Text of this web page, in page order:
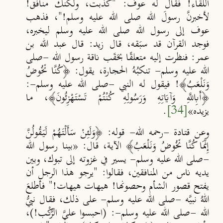
اللقاء! فقال له عوف: "كذبت، ولكنك منافق!
لأخبرنَّ رسولَ الله صلى الله عليه وسلم!"، فذهب
عوف إلى رسول الله صلى الله عليه وسلم ليخبره،
فوجد القرآن قد سبَقه، قال زيد: قال عبد الله بن
عمر: فنظرت إليه متعلقًا بحَقَب ناقة رسول الله -صلى
الله عليه وسلم- تنكبُهُ الحجارة، يقول: ﴿كُنَّا نَخُوضُ
وَنَلْعَبُ﴾! فيقول له النبي -صلى الله عليه وسلم-:
﴿أَبِاللَّهِ وَآيَاتِهِ وَرَسُولِهِ كُنْتُمْ تَسْتَهْزِئُونَ﴾، ما
يزيده»[34]
.
وعن قتادة -رحمه الله- قوله: ﴿وَلَئِنْ سَأَلْتَهُمْ لَيَقُولُنَّ
إِنَّمَا كُنَّا ‌نَخُوضُ وَنَلْعَبُ﴾ الآية، قال: «بينا رسول الله
-صلى الله عليه وسلم- يسير في غزوته إلى تبوك، وبين
يديه ناس من المنافقين، فقالوا: "يرجو هذا الرجل أن
يفتح قصور الشأم وحصونها! هيهات هيهات!" فأطلعَ
اللهُ نبيَّه -صلى الله عليه وسلم- على ذلك، فقال نبيُّ
الله -صلى الله عليه وسلم-: (احبسوا عليَّ الرَّكْب!)،